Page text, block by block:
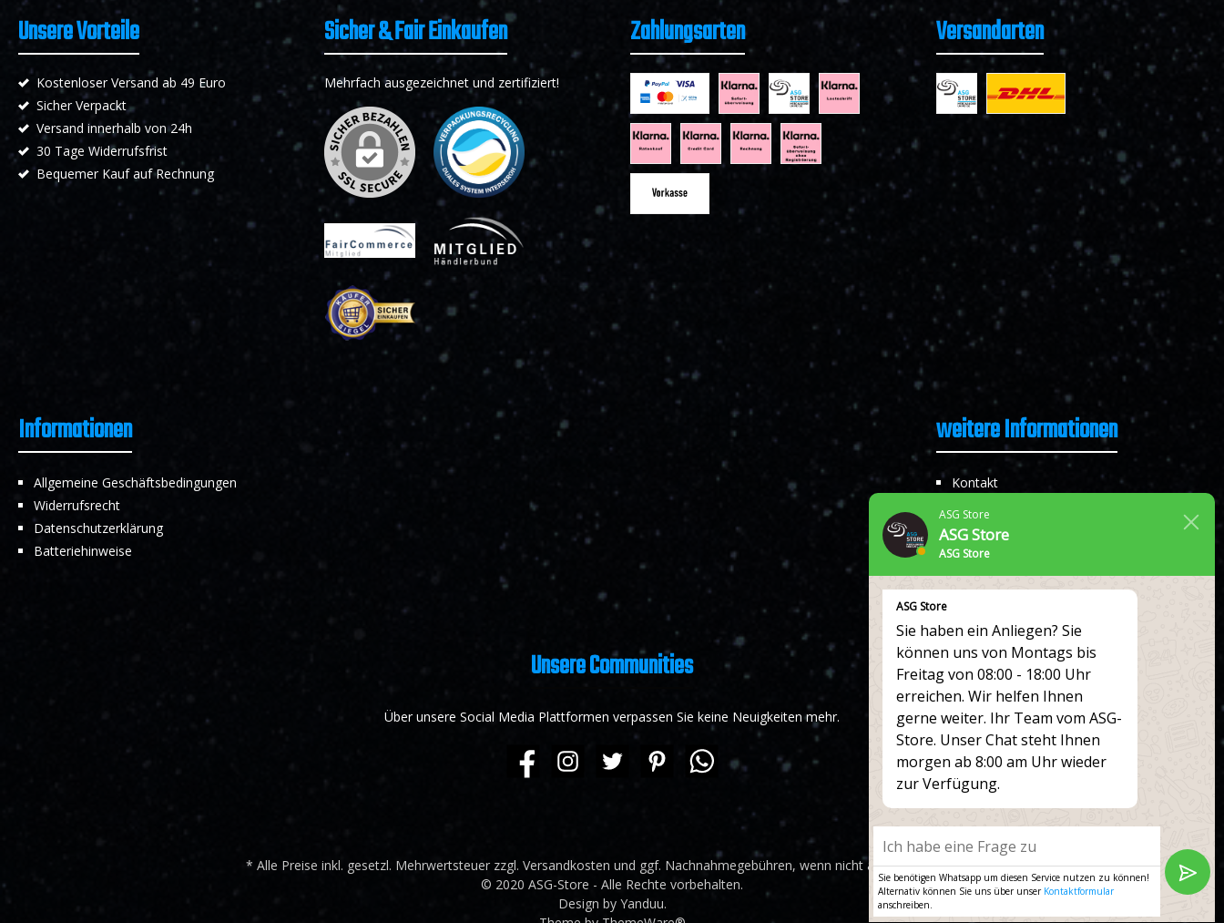
Unsere Vorteile
Kostenloser Versand ab 49 Euro
Sicher Verpackt
Versand innerhalb von 24h
30 Tage Widerrufsfrist
Bequemer Kauf auf Rechnung
Sicher & Fair Einkaufen
Mehrfach ausgezeichnet und zertifiziert!
Zahlungsarten Versandarten
Informationen
Allgemeine Geschäftsbedingungen
Widerrufsrecht
Datenschutzerklärung
Batteriehinweise
weitere Informationen
Kontakt
Über uns
Zahlung & Versand
Unsere Communities
Über unsere Social Media Plattformen verpassen Sie keine Neuigkeiten mehr.
* Alle Preise inkl. gesetzl. Mehrwertsteuer zzgl. Versandkosten und ggf. Nachnahmegebühren, wenn nicht anders angegeben.
© 2020 ASG-Store - Alle Rechte vorbehalten.
Design by Yanduu.
ASG Store
ASG Store
ASG Store
ASG Store
Sie haben ein Anliegen? Sie
können uns von Montags bis
Freitag von 08:00 - 18:00 Uhr
erreichen. Wir helfen Ihnen
gerne weiter. Ihr Team vom ASG-
Store. Unser Chat steht Ihnen
morgen ab 8:00 am Uhr wieder
zur Verfügung.
Sie benötigen Whatsapp um diesen Service nutzen zu können!
Alternativ können Sie uns über unser Kontaktformular
anschreiben.